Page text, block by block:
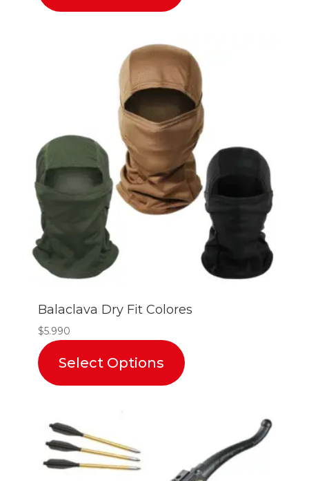
Balaclava Dry Fit Colores
$5.990
Select Options